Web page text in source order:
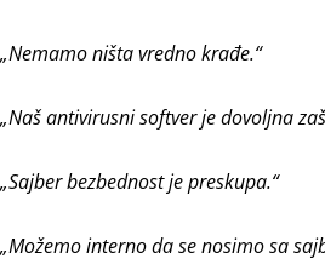
„Nemamo ništa vredno krađe.“
„Naš antivirusni softver je dovoljna
„Sajber bezbednost je preskupa.“
„Možemo interno da se nosimo sa